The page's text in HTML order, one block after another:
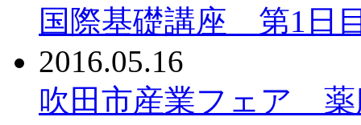
国際基礎講座 第1日
2016.05.16
吹田市産業フェア 薬